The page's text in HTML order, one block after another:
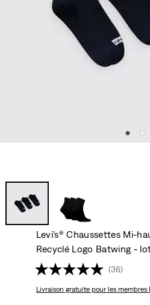
Levi's® Chaussettes Mi-
Recyclé Logo Batwing -
(36)
Livraison gratuitepour les membres